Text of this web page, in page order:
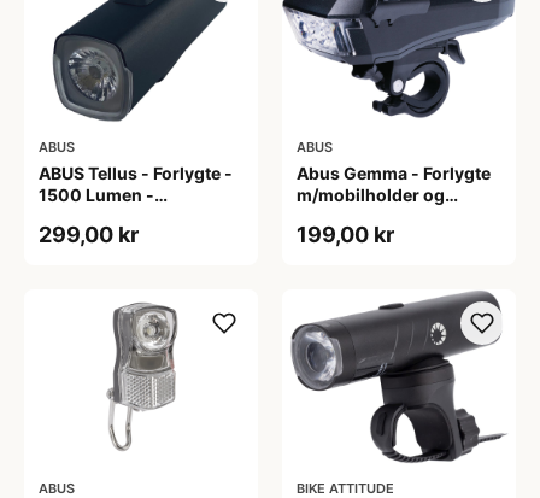
ABUS
ABUS Tellus - Forlygte -
1500 Lumen -
299,00 kr
ABUS
Abus Gemma - Forlygte
m/mobilholder og
opladelig
199,00 kr
ABUS BIKE ATTITUDE